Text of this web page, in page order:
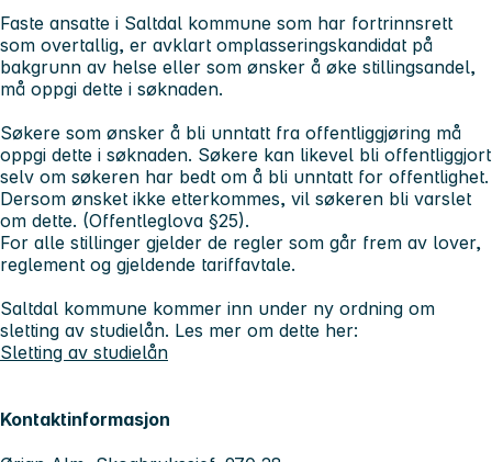
Faste ansatte i Saltdal kommune som har fortrinnsrett
som overtallig, er avklart omplasseringskandidat på
bakgrunn av helse eller som ønsker å øke stillingsandel,
må oppgi dette i søknaden.
Søkere som ønsker å bli unntatt fra offentliggjøring må
oppgi dette i søknaden. Søkere kan likevel bli offentliggjort
selv om søkeren har bedt om å bli unntatt for offentlighet.
Dersom ønsket ikke etterkommes, vil søkeren bli varslet
om dette. (Offentleglova §25).
For alle stillinger gjelder de regler som går frem av lover,
reglement og gjeldende tariffavtale.
Saltdal kommune kommer inn under ny ordning om
sletting av studielån. Les mer om dette her:
Sletting av studielån
Kontaktinformasjon